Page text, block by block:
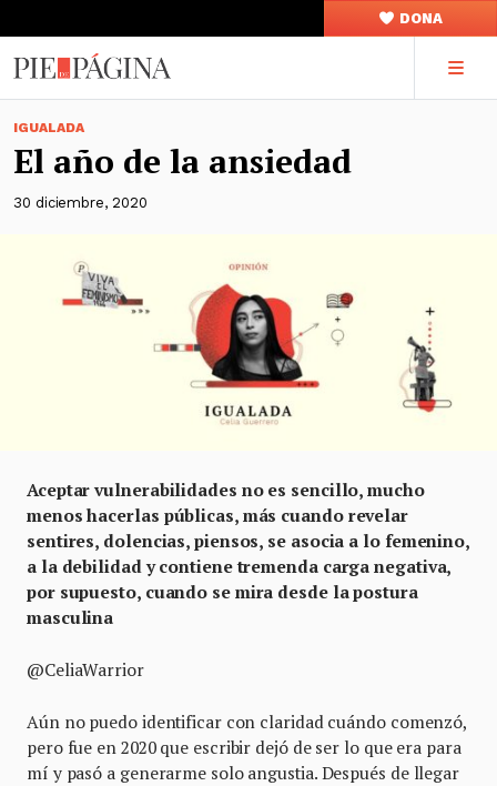
DONA
IGUALADA
El año de la ansiedad
30 diciembre, 2020
Aceptar vulnerabilidades no es sencillo, mucho
menos hacerlas públicas, más cuando revelar
sentires, dolencias, piensos, se asocia a lo femenino,
a la debilidad y contiene tremenda carga negativa,
por supuesto, cuando se mira desde la postura
masculina
@CeliaWarrior
Aún no puedo identificar con claridad cuándo comenzó,
pero fue en 2020 que escribir dejó de ser lo que era para
mí y pasó a generarme solo angustia. Después de llegar